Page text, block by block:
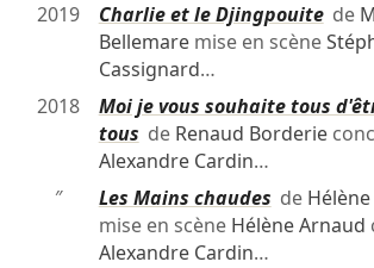
2019
Charlie et le Djingpouitede
Bellemaremise en scène
Cassignard…
2018
Moi je vous souhaite tous
tous de Renaud Borderie
Alexandre Cardin…
″
Les Mains chaudes de
mise en scène Hélène Arnaud
Alexandre Cardin…